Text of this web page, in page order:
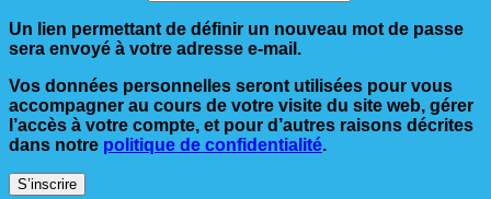
Un lien permettant de définir un nouveau mot de passe
sera envoyé à votre adresse e-mail.
Vos données personnelles seront utilisées pour vous
accompagner au cours de votre visite du site web, gérer
l’accès à votre compte, et pour d’autres raisons décrites
dans notre politique de confidentialité.
S’inscrire